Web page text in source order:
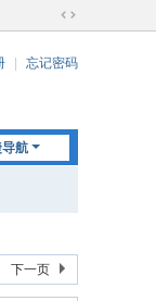
切
换
到
忘记密码
航
下一页